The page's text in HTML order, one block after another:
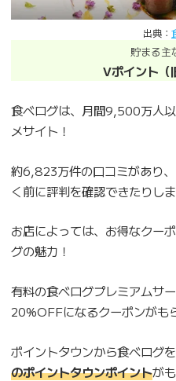
出典：
貯まる主
Vポイント（
食べログは、月間9,500万人
メサイト！
約6,823万件の口コミがあり
く前に評判を確認できたりしま
お店によっては、お得なクー
グの魅力！
有料の食べログプレミアムサ
20%OFFになるクーポンがも
ポイントタウンから食べログを
のポイントタウンポイントが